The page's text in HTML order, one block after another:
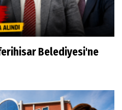
Belediyesi'ne